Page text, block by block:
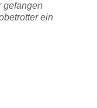
gefangen
ein